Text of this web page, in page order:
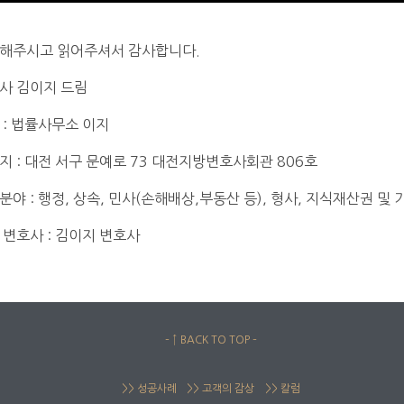
주시고 읽어주셔서 감사합니다.
김이지 드림
: 법률사무소 이지
: 대전 서구 문예로 73 대전지방변호사회관 806호
야 : 행정, 상속, 민사(손해배상,부동산 등), 형사, 지식재산권 및
변호사 : 김이지 변호사
– ↑ BACK TO TOP –
>> 성공사례 >> 고객의 감상 >> 칼럼